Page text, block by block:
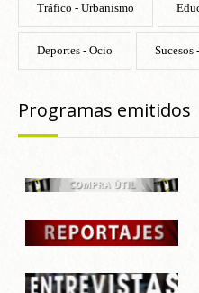
Tráfico - Urbanismo
Deportes - Ocio Sucesos
Programas emitidos